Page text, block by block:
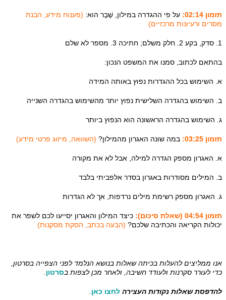
תזמון 02:14: על פי ההגדרה במילון, שֶׁבֶר הוא: (פענוח מידע, הבנת
מסרים ורעיונות מרכזיים)
1. סדק, בקע 2. חלק משלם; חתיכה 3. מספר לא שלם
בהתאם לכתוב, סמנו את המשפט הנכון:
א. השימוש בכל ההגדרות נפוץ באותה המידה
ב. השימוש בהגדרה השלישית נפוץ יותר מהשימוש בהגדרה השנייה
ג. השימוש בהגדרה הראשונה הוא הנפוץ ביותר
תזמון 03:25: במה שונה האגרון מהמילון? (השוואה, מיזוג פרטי מידע)
א. האגרון מספק הגדרה למילה, אבל לא את מקורה
ב. המילים מסודרות באגרון בסדר אלפביתי בלבד
ג. האגרון מספק רשימת מילים נרדפות, אך לא הגדרות
תזמון 04:54 (שאלת סיכום):
כיצד המילון והאגרון יסייעו לכם לשפר את
יכולות הקריאה והכתיבה שלכם? (הבעה בכתב, הסקת מסקנות)
אנו ממליצים להעלות בכיתה שאלות בנושא הנלמד לפני הצפייה בסרטון,
כדי לעורר סקרנות ולעודד חשיבה, ולאחר מכן לצפות בסרטון
להדפסת שאלות נקודות העצירה לחצו כאן